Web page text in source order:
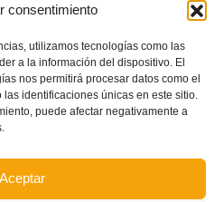
consentimiento
utilizamos tecnologías como las
a la información del dispositivo. El
nos permitirá procesar datos como el
identificaciones únicas en este sitio.
puede afectar negativamente a
Aceptar
en la concentración de España